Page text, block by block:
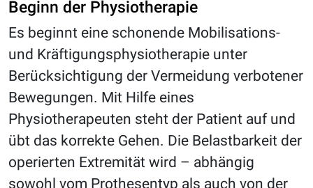
Beginn der Physiotherapie
Es beginnt eine schonende Mobilisations-
und Kräftigungsphysiotherapie unter
Berücksichtigung der Vermeidung verbotener
Bewegungen. Mit Hilfe eines
Physiotherapeuten steht der Patient auf und
übt das korrekte Gehen. Die Belastbarkeit der
operierten Extremität wird – abhängig
sowohl vom Prothesentyp als auch von der